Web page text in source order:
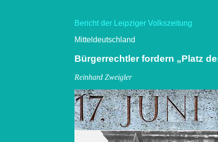
Bericht der Leipziger Volkszeitung
Mitteldeutschland
Bürgerrechtler fordern „Platz
Reinhard Zweigler